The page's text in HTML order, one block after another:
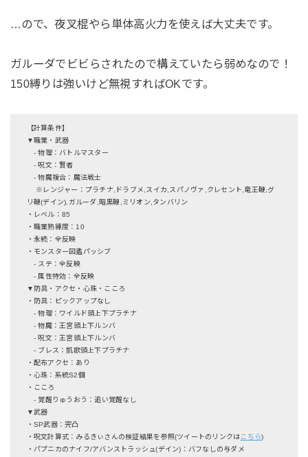
…ので、夜叉棍やら単体高火力を使えば大丈夫です。
ガルーダでビビらされたので構えていたら弱めなので！
150縛りは強いけど無視すればOKです。
【計算条件】
▼職業・武器
- 物理：バトルマスター
- 呪文：賢者
- 物魔複合：魔法戦士
※レンジャー：プラチナ,ドラブメ,スイカ,スパノヴァ,クレセント,竜王鞭,グ
リ鞭(デイン),ガルーダ,暗黒鞭,ミリオン,タンバリン
・レベル：85
・職業熟練度：10
・永続：全反映
・モンスター図鑑パッシブ
- ステ：全反映
- 属性特効：全反映
▼防具・アクセ・心珠・こころ
・防具：ピックアップなし
- 物理：ワイルド頭上下プラチナ
- 物魔：王宮頭上下ルンバ
- 呪文：王宮頭上下ルンバ
- ブレス：凱歌頭上下プラチナ
・配布アクセ：あり
・心珠：系統S2個
・こころ
- 覚醒りゅうおう：追い覚醒なし
▼武器
・SP武器：完凸
・呪文計算式：みるきぃさんの検証結果を参照(ツイートのリンクはこちら)
・パプニカのナイフ/アバンストラッシュ(デイン)：バフなしの与ダメ